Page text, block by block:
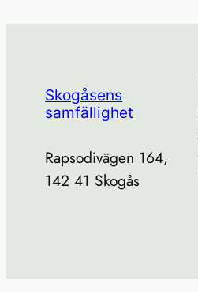
Skogåsens
samfällighet
Rapsodivägen 164,
142 41 Skogås